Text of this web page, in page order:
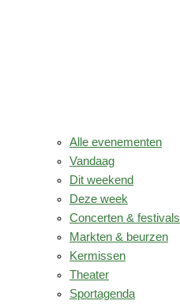
Alle evenementen
Vandaag
Dit weekend
Deze week
Concerten & festivals
Markten & beurzen
Kermissen
Theater
Sportagenda